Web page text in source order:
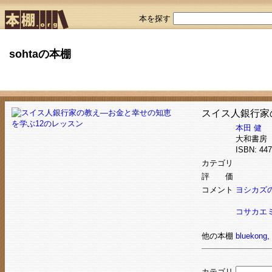
本を探す
sohtaの本棚
スイス人銀行
本田 健
大和書房
ISBN:
カテゴリ
評 価
コメント ヨシカズ
コサカエ
他の本棚 bluekong,